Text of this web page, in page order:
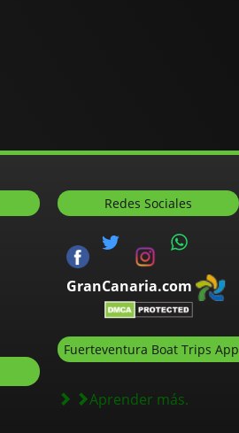
Redes Sociales
GranCanaria.com
Fuerteventura Boat Trips App
Aprender más.